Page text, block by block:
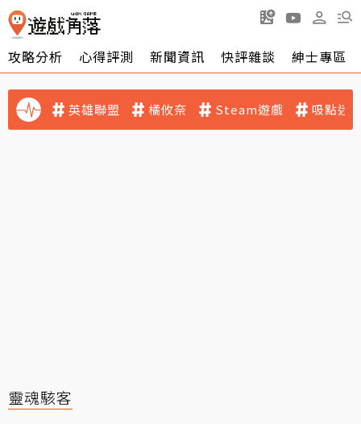
攻略分析 心得評測 新聞資訊 快評雜談 紳士專區
英雄聯盟 橘攸奈 Steam遊戲 吸點迷
靈魂駭客